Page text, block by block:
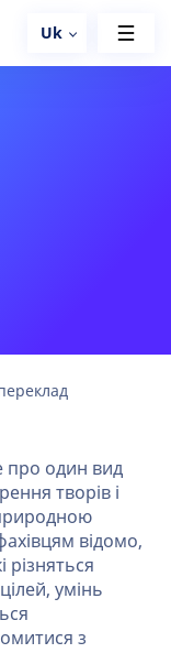
Uk
про один вид
творів і
відомо,
різняться
умінь
з